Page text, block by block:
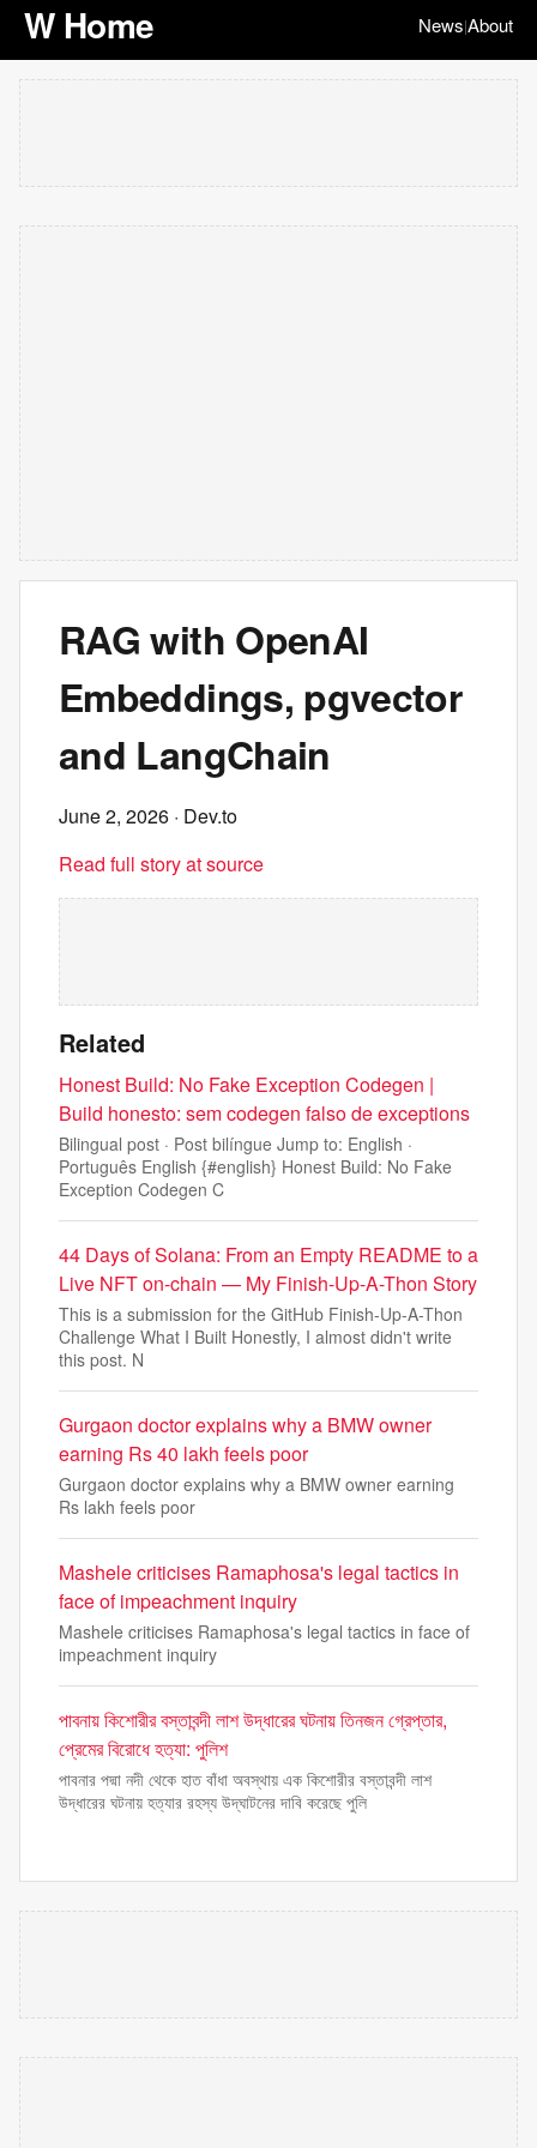
W Home News|About
RAG with OpenAI
Embeddings, pgvector
and LangChain
June 2, 2026 · Dev.to
Read full story at source
Related
Honest Build: No Fake Exception Codegen |
Build honesto: sem codegen falso de exceptions
Bilingual post · Post bilíngue Jump to: English ·
Português English {#english} Honest Build: No Fake
Exception Codegen C
44 Days of Solana: From an Empty README to a
Live NFT on-chain — My Finish-Up-A-Thon Story
This is a submission for the GitHub Finish-Up-A-Thon
Challenge What I Built Honestly, I almost didn't write
this post. N
Gurgaon doctor explains why a BMW owner
earning Rs 40 lakh feels poor
Gurgaon doctor explains why a BMW owner earning
Rs lakh feels poor
Mashele criticises Ramaphosa's legal tactics in
face of impeachment inquiry
Mashele criticises Ramaphosa's legal tactics in face of
impeachment inquiry
পাবনায় কিশোরীর বস্তাবন্দী লাশ উদ্ধারের ঘটনায় তিনজন গ্রেপ্তার,
প্রেমের বিরোধে হত্যা: পুলিশ
পাবনার পদ্মা নদী থেকে হাত বাঁধা অবস্থায় এক কিশোরীর বস্তাবন্দী লাশ
উদ্ধারের ঘটনায় হত্যার রহস্য উদ্‌ঘাটনের দাবি করেছে পুলি